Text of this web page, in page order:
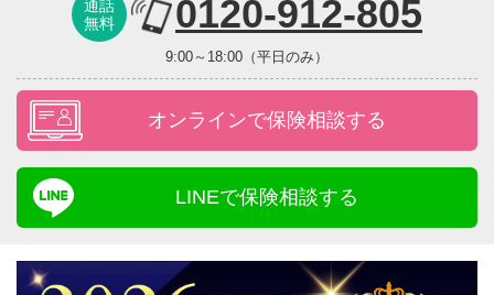
通話
無料
0120-912-805
9:00～18:00（平日のみ）
オンラインで保険相談する
LINEで保険相談する